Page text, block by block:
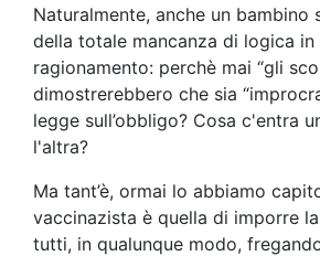
Naturalmente, anche un bambino
della totale mancanza di logica in
ragionamento: perchè mai “gli
dimostrerebbero che sia
legge sull’obbligo? Cosa c'entra
l'altra?
Ma tant’è, ormai lo abbiamo
vaccinazista è quella di imporre
tutti, in qualunque modo,